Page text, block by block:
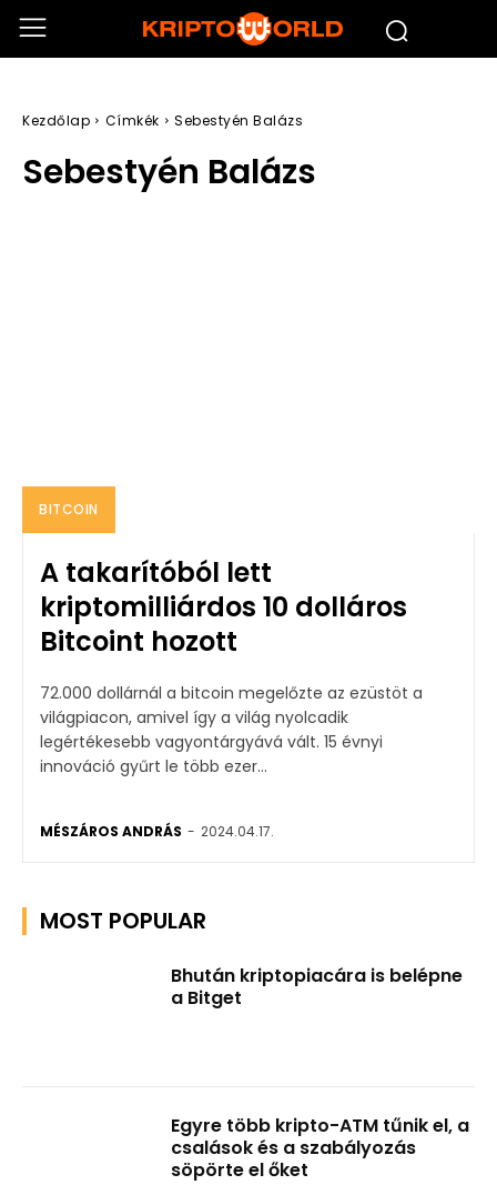
Kezdőlap Címkék Sebestyén Balázs
Sebestyén Balázs
BITCOIN
A takarítóból lett
kriptomilliárdos 10 dolláros
Bitcoint hozott
72.000 dollárnál a bitcoin megelőzte az ezüstöt a
világpiacon, amivel így a világ nyolcadik
legértékesebb vagyontárgyává vált. 15 évnyi
innováció gyűrt le több ezer...
MÉSZÁROS ANDRÁS - 2024.04.17.
MOST POPULAR
Bhután kriptopiacára is belépne
a Bitget
Egyre több kripto-ATM tűnik el, a
csalások és a szabályozás
söpörte el őket